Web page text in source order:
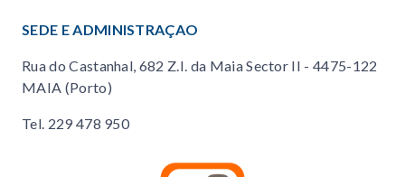
SEDE E ADMINISTRAÇAO
Rua do Castanhal, 682 Z.I. da Maia Sector II - 4475-122
MAIA (Porto)
Tel. 229 478 950